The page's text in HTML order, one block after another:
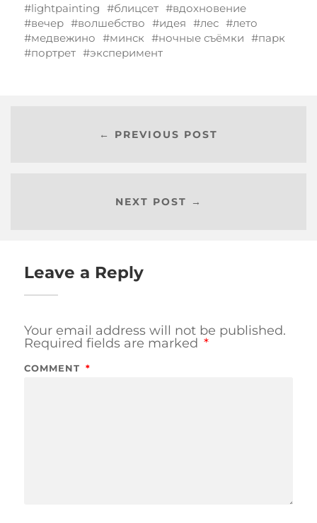
lightpainting
блицсет
вдохновение
вечер
волшебство идея лес
лето
медвежино
минск ночные съёмки
парк
портрет
эксперимент
← PREVIOUS POST
NEXT POST →
Leave a Reply
Your email address will not be published.
Required fields are marked *
COMMENT *